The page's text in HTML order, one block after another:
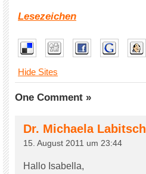
Lesezeichen
Hide Sites
One Comment »
Dr. Michaela Labitsch
15. August 2011 um 23:44
Hallo Isabella,